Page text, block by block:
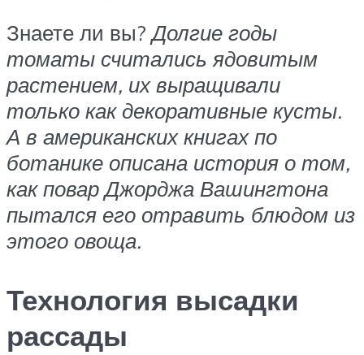
Знаете ли вы?Долгие годы
томаты считались ядовитым
растением, их выращивали
только как декоративные кусты.
А в американских книгах по
ботанике описана история о том,
как повар Джорджа Вашингтона
пытался его отравить блюдом из
этого овоща.
Технология высадки
рассады